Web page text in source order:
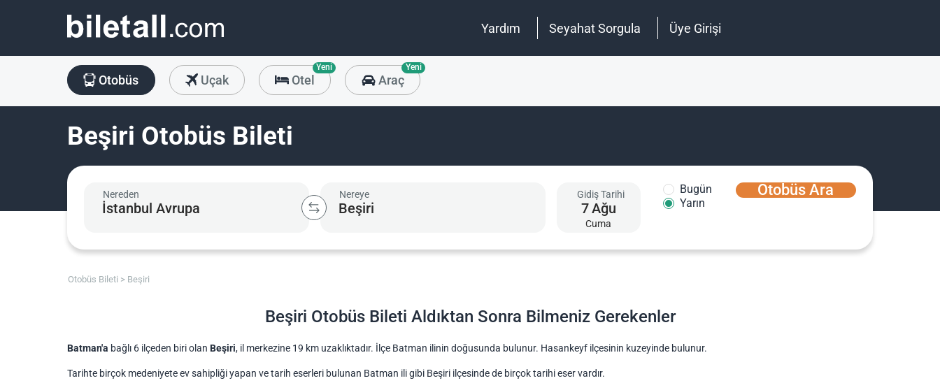
Yardım Seyahat Sorgula Üye Girişi
Otobüs Uçak Otel
Yeni
Araç
Yeni
Beşiri Otobüs Bileti
Nereden Nereye Gidiş Tarihi
7Ağu
Cuma
Bugün
Yarın
Otobüs Ara
Otobüs Bileti Beşiri
Beşiri Otobüs Bileti Aldıktan Sonra Bilmeniz Gerekenler
Batman'a bağlı 6 ilçeden biri olan Beşiri, il merkezine 19 km uzaklıktadır. İlçe Batman ilinin doğusunda bulunur. Hasankeyf ilçesinin kuzeyinde bulunur.
Tarihte birçok medeniyete ev sahipliği yapan ve tarih eserleri bulunan Batman ili gibi Beşiri ilçesinde de birçok tarihi eser vardır.